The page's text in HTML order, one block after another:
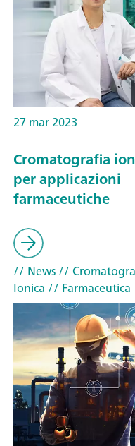
27 mar 2023
Cromatografia
per applicazioni
farmaceutiche
// News//
Ionica // Farmaceutica